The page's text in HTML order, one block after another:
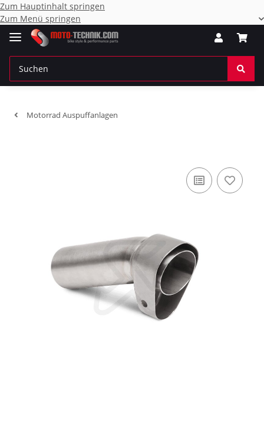
Zum Hauptinhalt springen
Zum Menü springen
Motorrad Auspuffanlagen